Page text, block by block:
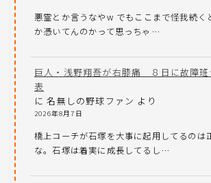
悪霊とか言うなやw でもここまで怪我続く
か憑いてんのかって思っちゃ…
巨人・浅野翔吾が右膝痛 ８日に故障班
表
に名無しの野球ファン より
2026年8月7日
橋上コーチが石塚を大事に起用してるのは
な。石塚は着実に成長してるし…